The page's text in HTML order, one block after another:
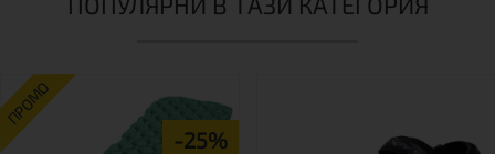
ПРОМО
-25%